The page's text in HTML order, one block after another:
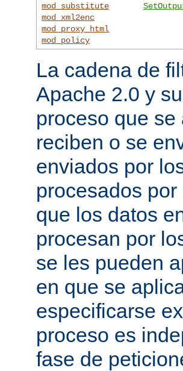
mod_substitute
mod_xml2enc
mod_proxy_html
mod_policy
La cadena de
Apache 2.0 y
proceso que
reciben o se
enviados por
procesados por
que los datos
procesan por
se les pueden
en que se
especificarse
proceso es
fase de